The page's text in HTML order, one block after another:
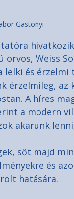
Gastonyi
orvos, Weiss
lelki és érzelmi
érzelmileg, az
A híres
a modern
akarunk
sőt majd
és
hatására.